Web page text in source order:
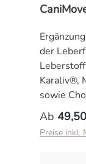
der
Karaliv®,
sowie
und
Toxinen
Regulärer
Ab
Preise inkl.